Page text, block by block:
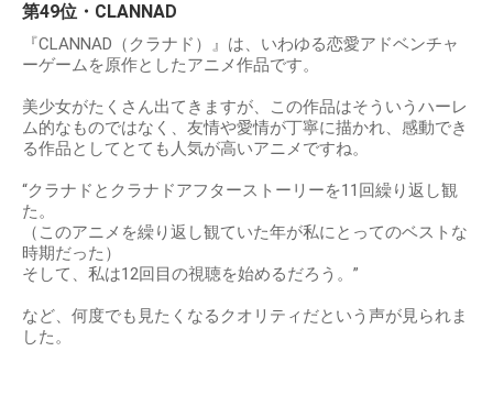
第49位・CLANNAD
『CLANNAD（クラナド）』は、いわゆる恋愛アドベンチャ
ーゲームを原作としたアニメ作品です。
美少女がたくさん出てきますが、この作品はそういうハーレ
ム的なものではなく、友情や愛情が丁寧に描かれ、感動でき
る作品としてとても人気が高いアニメですね。
“クラナドとクラナドアフターストーリーを11回繰り返し観
た。
（このアニメを繰り返し観ていた年が私にとってのベストな
時期だった）
そして、私は12回目の視聴を始めるだろう。”
など、何度でも見たくなるクオリティだという声が見られま
した。